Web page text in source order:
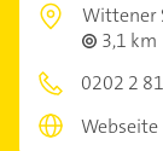
Wittener
3,1 km
0202 2
Webseite